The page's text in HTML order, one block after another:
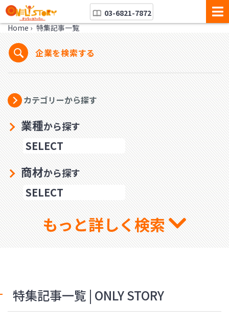
03-6821-7872
Home › 特集記事一覧
企業を検索する
カテゴリーから探す
業種から探す
商材から探す
もっと詳しく検索
特集記事一覧 | ONLY STORY